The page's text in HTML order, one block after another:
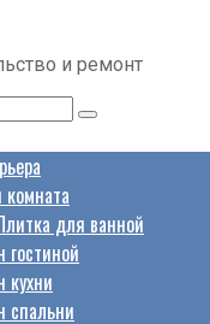
и ремонт
комната
для ванной
гостиной
кухни
спальни